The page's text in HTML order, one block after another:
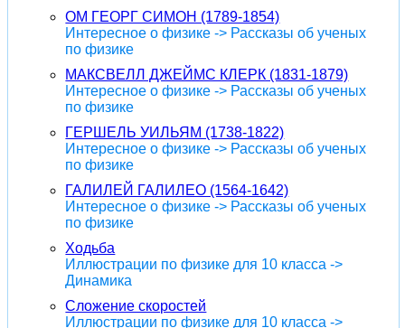
ОМ ГЕОРГ СИМОН (1789-1854)
Интересное о физике -> Рассказы об ученых
по физике
МАКСВЕЛЛ ДЖЕЙМС КЛЕРК (1831-1879)
Интересное о физике -> Рассказы об ученых
по физике
ГЕРШЕЛЬ УИЛЬЯМ (1738-1822)
Интересное о физике -> Рассказы об ученых
по физике
ГАЛИЛЕЙ ГАЛИЛЕО (1564-1642)
Интересное о физике -> Рассказы об ученых
по физике
Ходьба
Иллюстрации по физике для 10 класса ->
Динамика
Сложение скоростей
Иллюстрации по физике для 10 класса ->